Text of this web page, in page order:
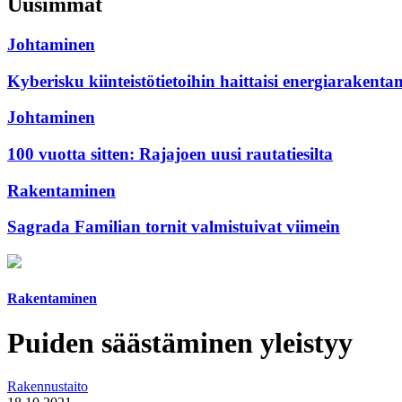
Johtaminen
Kyberisku kiinteistötietoihin haittaisi
Johtaminen
100 vuotta sitten: Rajajoen uusi rautatiesilta
Rakentaminen
Sagrada Familian tornit valmistuivat viimein
Rakentaminen
Puiden säästäminen yleistyy
Rakennustaito